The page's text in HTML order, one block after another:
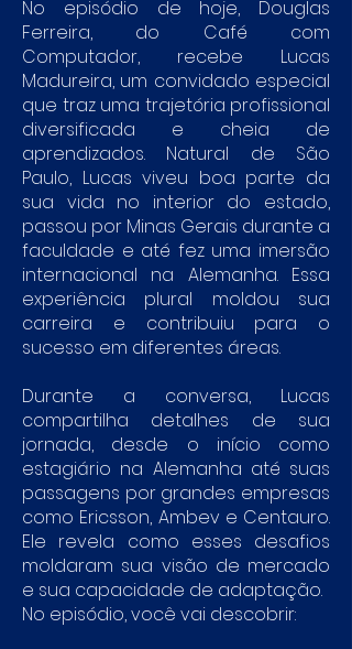
No episódio de hoje, Douglas
Ferreira, do Café com
Computador, recebe Lucas
Madureira, um convidado especial
que traz uma trajetória profissional
diversificada e cheia de
aprendizados. Natural de São
Paulo, Lucas viveu boa parte da
sua vida no interior do estado,
passou por Minas Gerais durante a
faculdade e até fez uma imersão
internacional na Alemanha. Essa
experiência plural moldou sua
carreira e contribuiu para o
sucesso em diferentes áreas.
Durante a conversa, Lucas
compartilha detalhes de sua
jornada, desde o início como
estagiário na Alemanha até suas
passagens por grandes empresas
como Ericsson, Ambev e Centauro.
Ele revela como esses desafios
moldaram sua visão de mercado
e sua capacidade de adaptação.
No episódio, você vai descobrir: